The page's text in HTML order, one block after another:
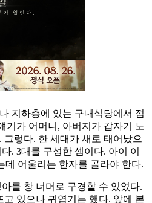
지하층에 있는 구내식당에서 점
기가 어머니, 아버지가 갑자기 노
렇다. 한 세대가 새로 태어났으
. 3대를 구성한 셈이다. 아이 이
데 어울리는 한자를 골라야 한다.
를 창 너머로 구경할 수 있었다.
있으나 귀엽기는 했다. 앞에 본